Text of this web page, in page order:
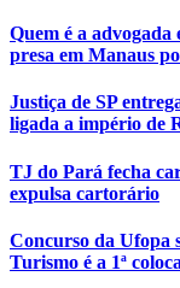
Quem é a
presa em Manaus
Justiça de SP
ligada a império de
TJ do Pará fecha
expulsa cartorário
Concurso da Ufopa
Turismo é a 1ª